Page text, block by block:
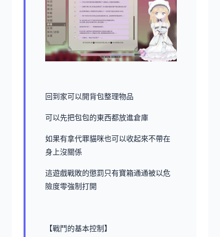
回到家可以開背包整理物品
可以先把包包的東西都放進倉庫
如果有拿代罪貓咪也可以收起來不帶在
身上沒關係
這遊戲戰敗的懲罰只有寶箱通通被以危
險度零強制打開
【戰鬥的基本控制】